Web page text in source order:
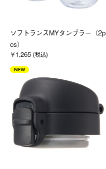
ソフトランスMYタンブラー（2p
cs）
￥1,265 (税込)
NEW